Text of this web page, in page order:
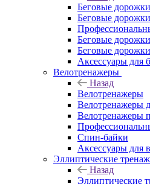
Беговые дорожки
Беговые
Беговые
Беговые
Аксессуары для
Велотренажеры
Назад
Велотренажеры
Велотренажеры
Велотренажеры
Спин-байки
Аксессуары для
Эллиптические
Назад
Эллиптические